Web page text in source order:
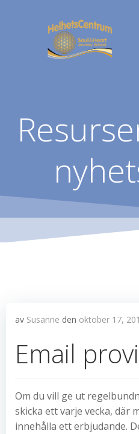
av Susanne den oktober 17,
Email
Om du vill ge ut
skicka ett varje vecka, där
innehålla ett erbjudande.